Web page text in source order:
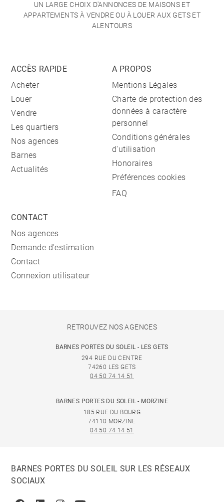
UN LARGE CHOIX D'ANNONCES DE MAISONS ET
APPARTEMENTS À VENDRE OU À LOUER AUX GETS ET
ALENTOURS
ACCÈS RAPIDE
Acheter
Louer
Vendre
Les quartiers
Nos agences
Barnes
Actualités
A PROPOS
Mentions Légales
Charte de protection des
données à caractère
personnel
Conditions générales
d'utilisation
Honoraires
Préférences cookies
FAQ
CONTACT
Nos agences
Demande d'estimation
Contact
Connexion utilisateur
RETROUVEZ NOS AGENCES
BARNES PORTES DU SOLEIL - LES GETS
294 RUE DU CENTRE
74260 LES GETS
04 50 74 14 51
BARNES PORTES DU SOLEIL - MORZINE
185 RUE DU BOURG
74110 MORZINE
04 50 74 14 51
BARNES PORTES DU SOLEIL SUR LES RÉSEAUX
SOCIAUX